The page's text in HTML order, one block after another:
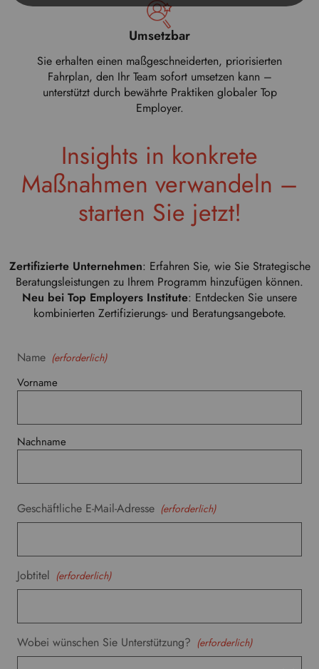
Umsetzbar
Sie erhalten einen maßgeschneiderten, priorisierten
Fahrplan, den Ihr Team sofort umsetzen kann –
unterstützt durch bewährte Praktiken globaler Top
Employer.
Insights in konkrete
Maßnahmen verwandeln –
starten Sie jetzt!
Zertifizierte Unternehmen: Erfahren Sie, wie Sie Strategische
Beratungsleistungen zu Ihrem Programm hinzufügen können.
Neu bei Top Employers Institute: Entdecken Sie unsere
kombinierten Zertifizierungs- und Beratungsangebote.
Name (erforderlich)
Vorname
Nachname
Geschäftliche E-Mail-Adresse (erforderlich)
Jobtitel (erforderlich)
Wobei wünschen Sie Unterstützung? (erforderlich)